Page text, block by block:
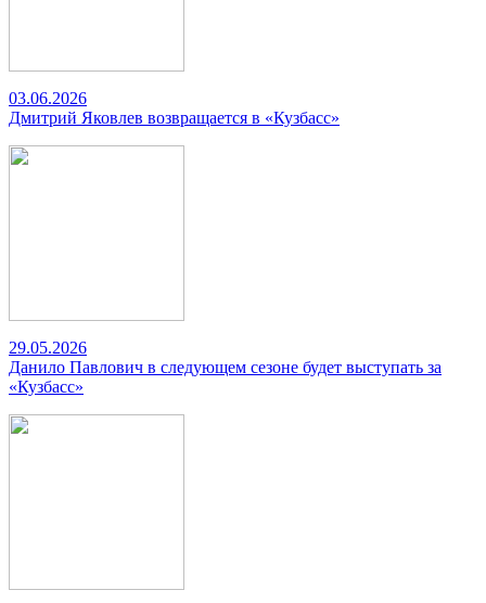
03.06.2026
Дмитрий Яковлев возвращается в «Кузбасс»
29.05.2026
Данило Павлович в следующем сезоне будет выступать за
«Кузбасс»